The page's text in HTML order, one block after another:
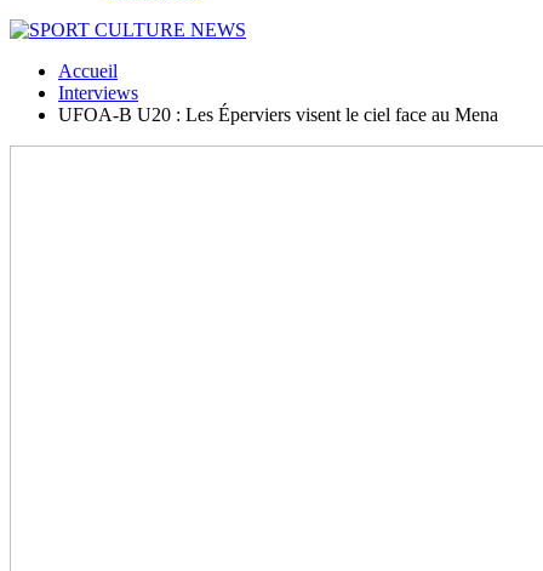
Accueil
Interviews
UFOA-B U20 : Les Éperviers visent le ciel face au Mena